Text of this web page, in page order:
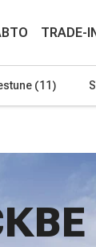
TRADE-
(11)